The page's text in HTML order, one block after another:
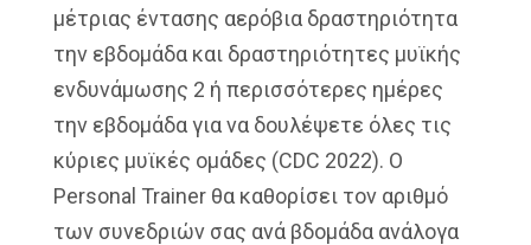
μέτριας έντασης αερόβια δραστηριότητα
την εβδομάδα και δραστηριότητες μυϊκής
ενδυνάμωσης 2 ή περισσότερες ημέρες
την εβδομάδα για να δουλέψετε όλες τις
κύριες μυϊκές ομάδες (CDC 2022). Ο
Personal Trainer θα καθορίσει τον αριθμό
των συνεδριών σας ανά βδομάδα ανάλογα